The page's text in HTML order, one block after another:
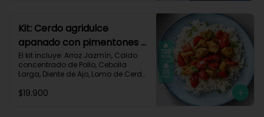
Grasas 45g | Proteínas 40g
Kit: Cerdo agridulce
apanado con pimentones y
arroz jazmín-116
El kit incluye: Arroz Jazmín, Caldo
concentrado de Pollo, Cebolla
Larga, Diente de Ajo, Lomo de Cerdo
Pimentón Rojo, Salsa de Soya,
$19.900